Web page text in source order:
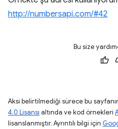
http://numbersapi.com/#42
Bu size
Aksi belirtilmediği sürece bu
4.0 Lisansı altında ve kod örnekleri
lisanslanmıştır. Ayrıntılı bilgi için